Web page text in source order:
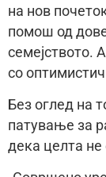
на нов
помош од
семејството.
со
Без оглед на
патување за
дека целта